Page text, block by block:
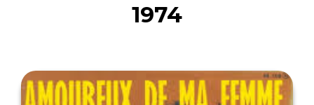
1974